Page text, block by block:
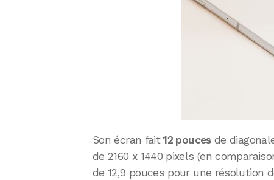
Son écran fait12 poucesde
de 2160 x 1440 pixels (en
de 12,9 pouces pour une résolution